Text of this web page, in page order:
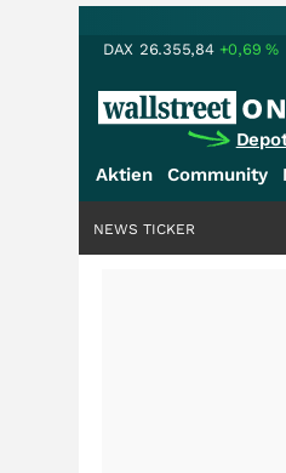
DAX 26.355,84 +0,69%
Aktien Community
NEWS TICKER